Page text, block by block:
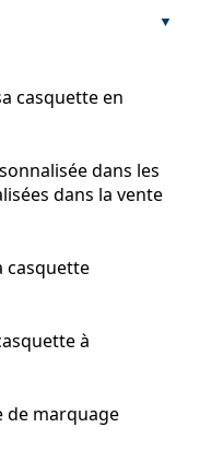
casquette en
dans les
dans la vente
casquette
à
de marquage